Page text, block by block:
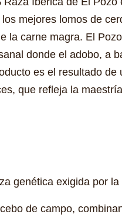
mejores lomos de
la carne magra. El
donde el adobo, a
es el resultado
que refleja la
genética exigida por
de campo,